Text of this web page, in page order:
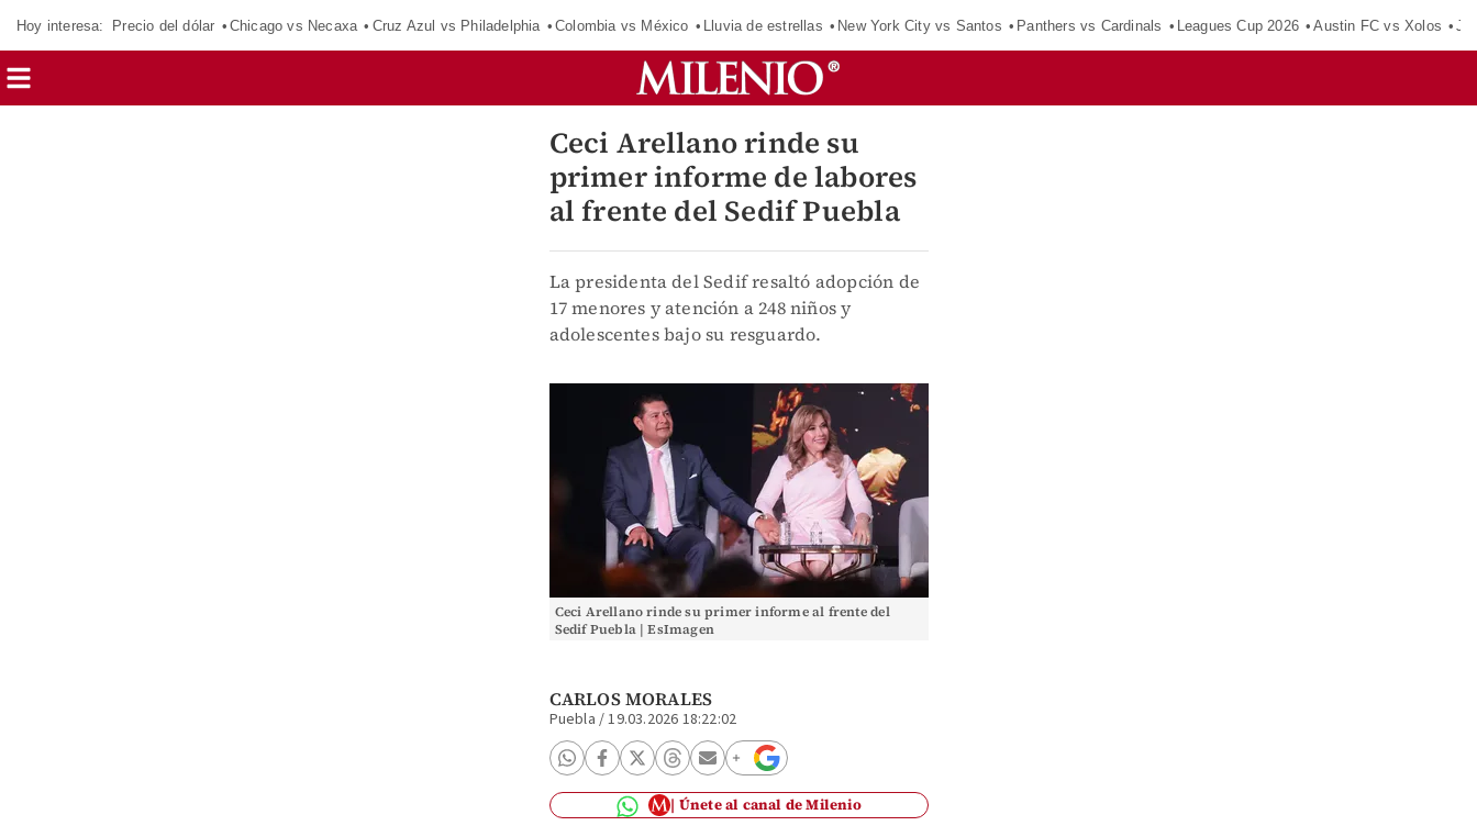
Hoy interesa: Precio del dólar Chicago vs Necaxa Cruz Azul vs Philadelphia Colombia vs México Lluvia de estrellas New York City vs Santos Panthers vs Cardinals Leagues Cup 2026 Austin FC vs Xolos
Ceci Arellano rinde su
primer informe de labores
al frente del Sedif Puebla
La presidenta del Sedif resaltó adopción de
17 menores y atención a 248 niños y
adolescentes bajo su resguardo.
Ceci Arellano rinde su primer informe al frente del
Sedif Puebla | EsImagen
CARLOS MORALES
Puebla /19.03.2026 18:22:02
Únete al canal de Milenio